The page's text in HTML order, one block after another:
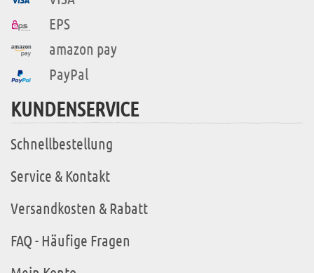
EPS
amazon pay
PayPal
KUNDENSERVICE
Schnellbestellung
Service & Kontakt
Versandkosten & Rabatt
FAQ - Häufige Fragen